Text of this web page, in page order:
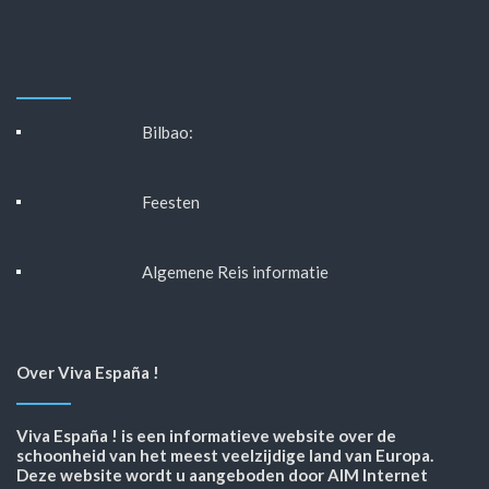
Bilbao:
Feesten
Algemene Reis informatie
Over Viva España !
Viva España ! is een informatieve website over de
schoonheid van het meest veelzijdige land van Europa.
Deze website wordt u aangeboden door AIM Internet